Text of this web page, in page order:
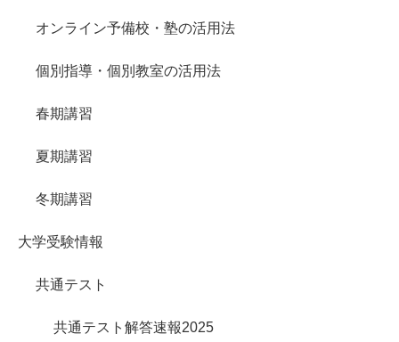
オンライン予備校・塾の活用法
個別指導・個別教室の活用法
春期講習
夏期講習
冬期講習
大学受験情報
共通テスト
共通テスト解答速報2025